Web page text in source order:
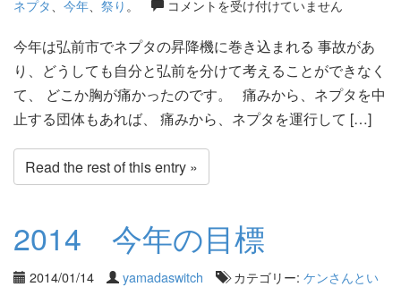
ネプタ
今年 祭り 。 コメントを受け付けていません
今年は弘前市でネプタの昇降機に巻き込まれる 事故があ
り、どうしても自分と弘前を分けて考えることができなく
て、 どこか胸が痛かったのです。 痛みから、ネプタを中
止する団体もあれば、 痛みから、ネプタを運行して […]
Read the rest of this entry »
2014 今年の目標
2014/01/14 yamadaswitch カテゴリー: ケンさんとい